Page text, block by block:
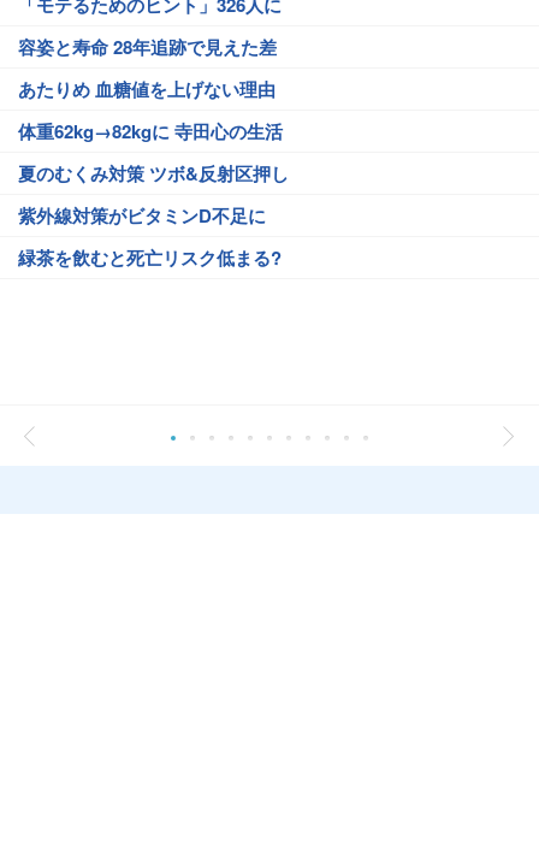
容姿と寿命 28年追跡で見えた差
あたりめ 血糖値を上げない理由
体重62kg→82kgに 寺田心の生活
夏のむくみ対策 ツボ&反射区押し
紫外線対策がビタミンD不足に
緑茶を飲むと死亡リスク低まる?